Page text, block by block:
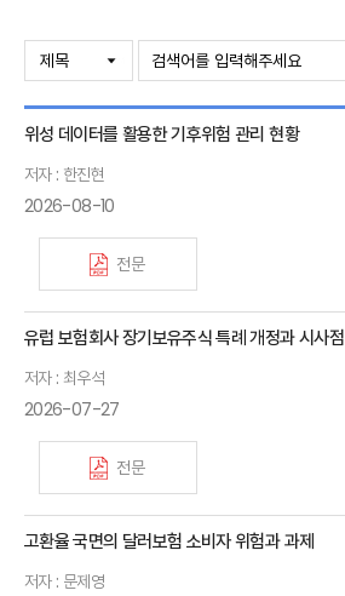
보험회사 재무분석(종간)
주간 해외보험동향(종간)
해외보험금융동향(종간)
위성 데이터를 활용한 기후위험 관리 현황
저자 : 한진현
2026-08-10
전문
유럽 보험회사 장기보유주식 특례 개정과 시사점
저자 : 최우석
2026-07-27
전문
고환율 국면의 달러보험 소비자 위험과 과제
저자 : 문제영